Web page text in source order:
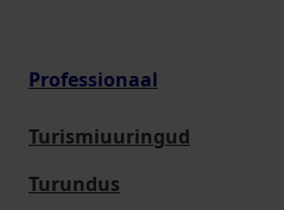
Professionaal
Turismiuuringud
Turundus